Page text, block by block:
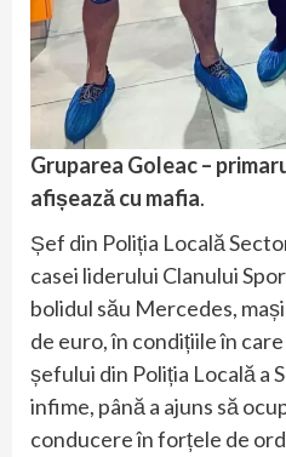
Gruparea Goleac –
afișează cu mafia.
Șef din Poliția Locală
casei liderului Clanului
bolidul său Mercedes,
de euro, în condițiile în
șefului din Poliția Locală a
infime, până a ajuns să
conducere în forțele de